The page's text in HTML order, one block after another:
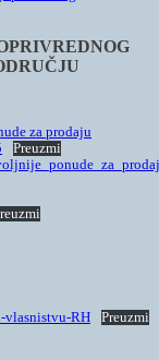
za prodaju
Preuzmi
vlasnistvu-RH
Preuzmi